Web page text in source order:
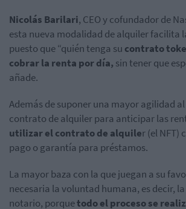
Nicolás Barilari, CEO y cofundador de
esta nueva modalidad de alquiler facilita
puesto que “quién tenga su contrato
cobrar la renta por día, sin tener que
añade.
Además de suponer una mayor agilidad
contrato de alquiler para anticipar las
utilizar el contrato de alquiler (el NFT)
pago o garantía para préstamos.
La mayor baza con la que juegan a su
necesaria la voluntad humana, es decir,
notario, porquetodo el proceso se